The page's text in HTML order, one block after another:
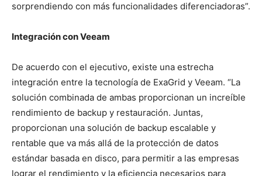
sorprendiendo con más funcionalidades diferenciadoras”.
Integración con Veeam
De acuerdo con el ejecutivo, existe una estrecha
integración entre la tecnología de ExaGrid y Veeam. “La
solución combinada de ambas proporcionan un increíble
rendimiento de backup y restauración. Juntas,
proporcionan una solución de backup escalable y
rentable que va más allá de la protección de datos
estándar basada en disco, para permitir a las empresas
lograr el rendimiento y la eficiencia necesarios para